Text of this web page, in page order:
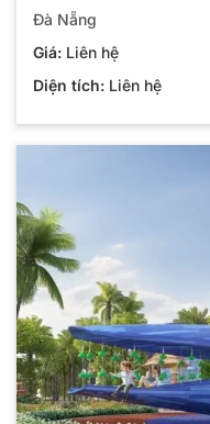
Đà Nẵng
Giá:Liên hệ
Diện tích:Liên hệ